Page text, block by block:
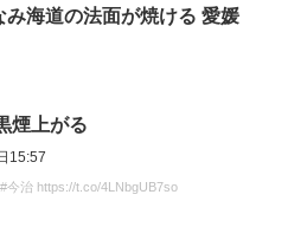
海道の法面が焼ける 愛媛
煙上がる
15:57
今治 https://t.co/4LNbgUB7so